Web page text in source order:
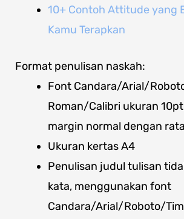
10+ Contoh Attitude yang
Kamu Terapkan
Format penulisan naskah:
Font Candara/Arial/
Roman/Calibri ukuran
margin normal dengan
Ukuran kertas A4
Penulisan judul tulisan
kata, menggunakan font
Candara/Arial/Roboto/